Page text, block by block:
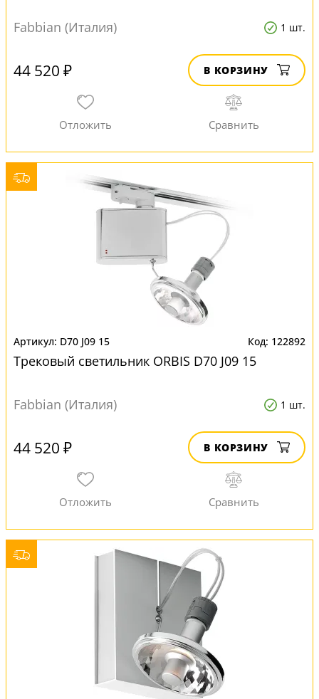
Fabbian (Италия) 1 шт.
44 520 ₽ В КОРЗИНУ
D70 J09 15 122892
Трековый светильник ORBIS D70 J09 15
Fabbian (Италия) 1 шт.
44 520 ₽ В КОРЗИНУ